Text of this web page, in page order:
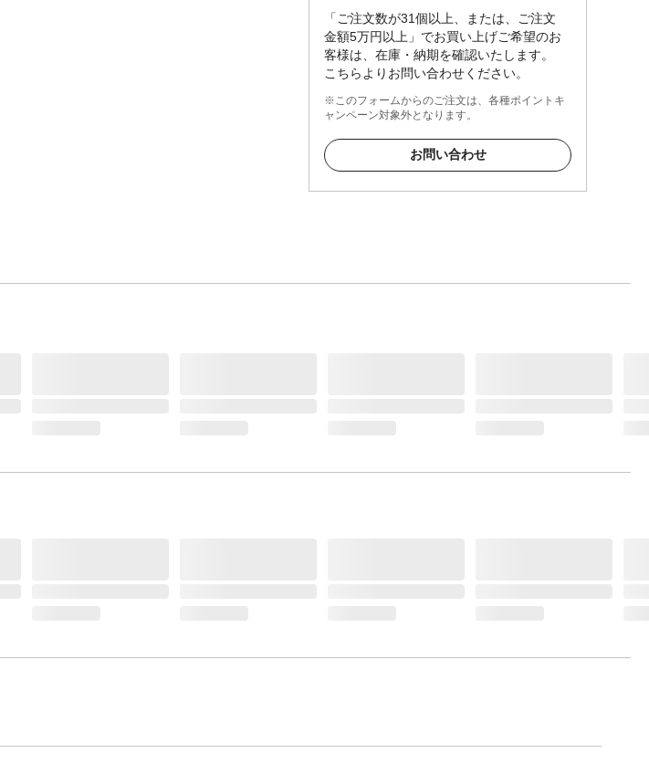
「ご注文数が31個以上、または、ご注文
金額5万円以上」でお買い上げご希望のお
客様は、在庫・納期を確認いたします。
こちらよりお問い合わせください。
※このフォームからのご注文は、各種ポイントキ
ャンペーン対象外となります。
お問い合わせ